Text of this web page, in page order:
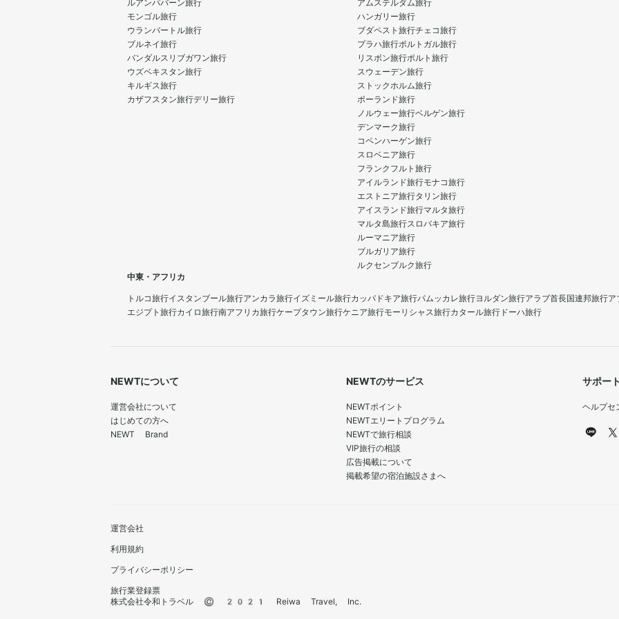
ルアンパバーン旅行
モンゴル旅行
ウランバートル旅行
ブルネイ旅行
バンダルスリブガワン旅行
ウズベキスタン旅行
キルギス旅行
カザフスタン旅行デリー旅行
アムステルダム旅行
ハンガリー旅行
ブダペスト旅行チェコ旅行
プラハ旅行ポルトガル旅行
リスボン旅行ポルト旅行
スウェーデン旅行
ストックホルム旅行
ポーランド旅行
ノルウェー旅行ベルゲン旅行
デンマーク旅行
コペンハーゲン旅行
スロベニア旅行
フランクフルト旅行
アイルランド旅行モナコ旅行
エストニア旅行タリン旅行
アイスランド旅行マルタ旅行
マルタ島旅行スロバキア旅行
ルーマニア旅行
ブルガリア旅行
ルクセンブルク旅行
中東・アフリカ
トルコ旅行イスタンブール旅行アンカラ旅行イズミール旅行カッパドキア旅行パムッカレ旅行ヨルダン旅行アラブ首長国連邦旅行ア
エジプト旅行カイロ旅行南アフリカ旅行ケープタウン旅行ケニア旅行モーリシャス旅行カタール旅行 ドーハ旅行
NEWTについて
運営会社について
はじめての方へ
NEWT Brand
NEWTのサービス
NEWTポイント
NEWTエリートプログラム
NEWTで旅行相談
VIP旅行の相談
広告掲載について
掲載希望の宿泊施設さまへ
サポー
ヘルプセ
運営会社
利用規約
プライバシーポリシー
旅行業登録票
株式会社令和トラベル © 2021 Reiwa Travel, Inc.